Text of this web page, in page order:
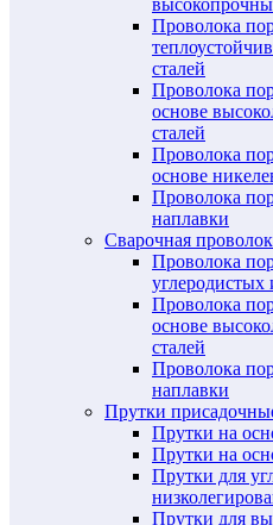
Проволока
сталей
Проволока
основе
сталей
Проволока
основе
Проволока
наплавки
Сварочная
Проволока
углеродистых
Проволока
основе
сталей
Проволока
наплавки
Прутки
Прутки на
Прутки на
Прутки для
Прутки для